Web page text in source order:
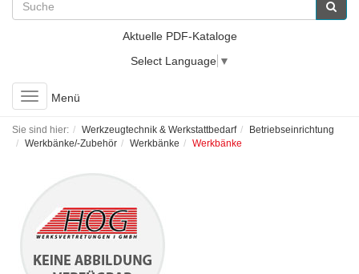
Aktuelle PDF-Kataloge
Select Language ▼
Toggle
navigation
Menü
Sie sind hier: Werkzeugtechnik & Werkstattbedarf
Betriebseinrichtung
Werkbänke/-Zubehör
Werkbänke Werkbänke